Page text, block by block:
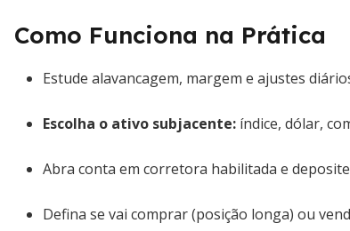
Como Funciona na Prática
Estude alavancagem, margem e ajustes
Escolha o ativo subjacente: índice, dólar,
Abra conta em corretora habilitada e
Defina se vai comprar (posição longa) ou